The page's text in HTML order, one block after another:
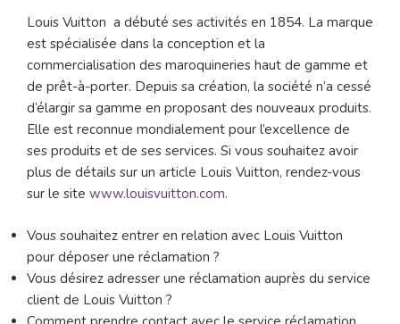
Louis Vuitton a débuté ses activités en 1854. La marque
est spécialisée dans la conception et la
commercialisation des maroquineries haut de gamme et
de prêt-à-porter. Depuis sa création, la société n’a cessé
d’élargir sa gamme en proposant des nouveaux produits.
Elle est reconnue mondialement pour l’excellence de
ses produits et de ses services. Si vous souhaitez avoir
plus de détails sur un article Louis Vuitton, rendez-vous
sur le site www.louisvuitton.com.
Vous souhaitez entrer en relation avec Louis Vuitton
pour déposer une réclamation ?
Vous désirez adresser une réclamation auprès du service
client de Louis Vuitton ?